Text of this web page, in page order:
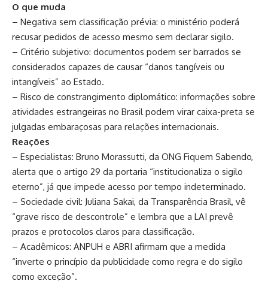
O que muda
– Negativa sem classificação prévia: o ministério poderá
recusar pedidos de acesso mesmo sem declarar sigilo.
– Critério subjetivo: documentos podem ser barrados se
considerados capazes de causar “danos tangíveis ou
intangíveis” ao Estado.
– Risco de constrangimento diplomático: informações sobre
atividades estrangeiras no Brasil podem virar caixa-preta se
julgadas embaraçosas para relações internacionais.
Reações
– Especialistas: Bruno Morassutti, da ONG Fiquem Sabendo,
alerta que o artigo 29 da portaria “institucionaliza o sigilo
eterno”, já que impede acesso por tempo indeterminado.
– Sociedade civil: Juliana Sakai, da Transparência Brasil, vê
“grave risco de descontrole” e lembra que a LAI prevê
prazos e protocolos claros para classificação.
– Acadêmicos: ANPUH e ABRI afirmam que a medida
“inverte o princípio da publicidade como regra e do sigilo
como exceção”.